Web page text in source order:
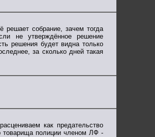
собрание, зачем тогда
не утверждённое решение
решения будет видна только
за сколько дней такая
как предательство
товарища полиции членом ЛФ -